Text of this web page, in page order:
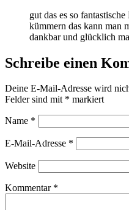
gut das es so
kümmern das kann man
dankbar und glücklich
Schreibe einen
Deine E-Mail-Adresse wird
Felder sind mit * markiert
Name *
E-Mail-Adresse *
Website
Kommentar *